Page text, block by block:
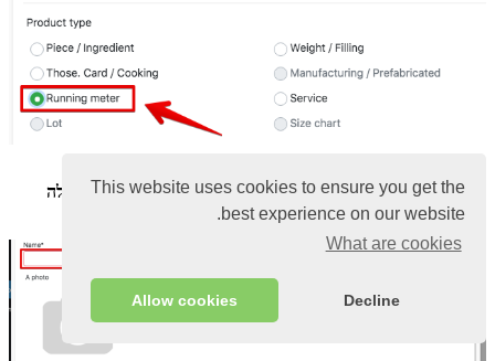
This website uses cookies to ensure you get the
best experience on our website.
What are cookies
Decline
Allow cookies
במידת הצורך, בחר בסמל המוצר – על ידי לחיצה על "
העלה
תמונה "